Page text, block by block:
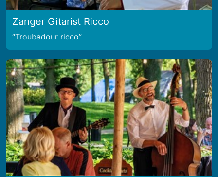
Zanger Gitarist Ricco
Troubadour ricco